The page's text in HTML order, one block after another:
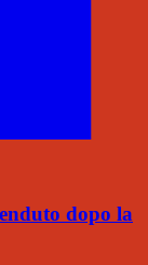
dopo la